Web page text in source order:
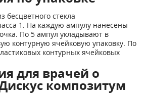
бесцветного стекла
1. На каждую ампулу нанесены
По 5 ампул укладывают в
контурную ячейковую упаковку. По
контурных ячейковых
для врачей о
композитум